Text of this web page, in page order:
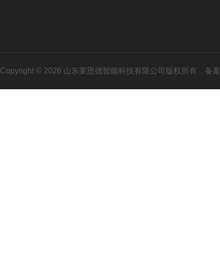
Copyright © 2026 山东莱恩德智能科技有限公司版权所有 备